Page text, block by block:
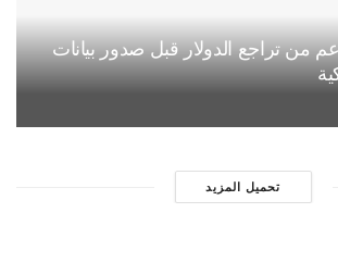
من تراجع الدولار قبل صدور بيانات
تحميل المزيد